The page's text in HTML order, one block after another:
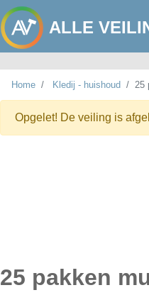
ALLE
Home Kledij - huishoud 25
Opgelet! De veiling is
25 pakken